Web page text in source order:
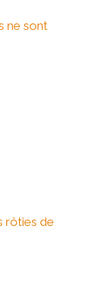
ne sont
rôties de